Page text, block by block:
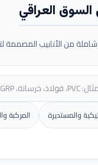
السوق العراقي
من الأنابيب المصممة
والمستديرة المركبة